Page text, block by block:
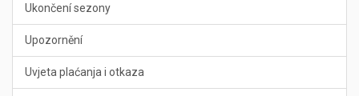
Ukončení sezony
Upozornění
Uvjeta plaćanja i otkaza